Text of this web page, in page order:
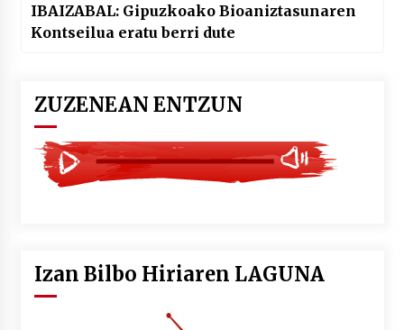
IBAIZABAL: Gipuzkoako Bioaniztasunaren
Kontseilua eratu berri dute
ZUZENEAN ENTZUN
Izan Bilbo Hiriaren LAGUNA